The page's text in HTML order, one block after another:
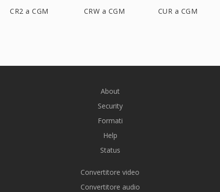
CR2 a CGM CRW a CGM CUR a CGM
About
Security
Formati
Help
Status
Convertitore video
Convertitore audio